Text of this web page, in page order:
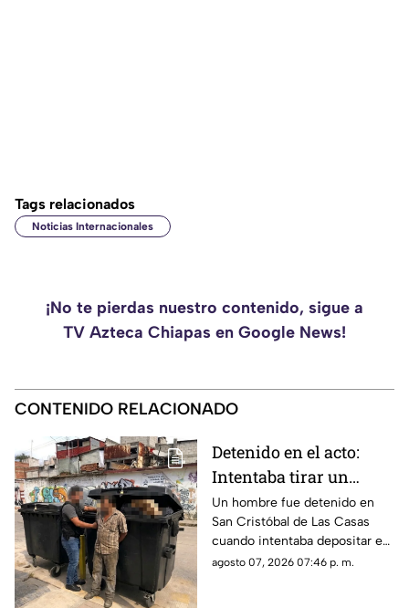
Tags relacionados
Noticias Internacionales
¡No te pierdas nuestro contenido, sigue a
TV Azteca Chiapas en Google News!
CONTENIDO RELACIONADO
Detenido en el acto:
Intentaba tirar un
becerro muerto en un
contenedor de basura
en SCLC
Un hombre fue detenido en
San Cristóbal de Las Casas
cuando intentaba depositar en
un contenedor un costal que
agosto 07, 2026 07:46 p. m.